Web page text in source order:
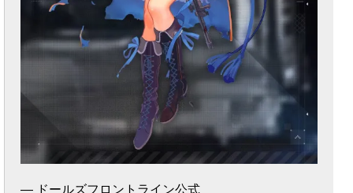
— ドールズフロントライン公式